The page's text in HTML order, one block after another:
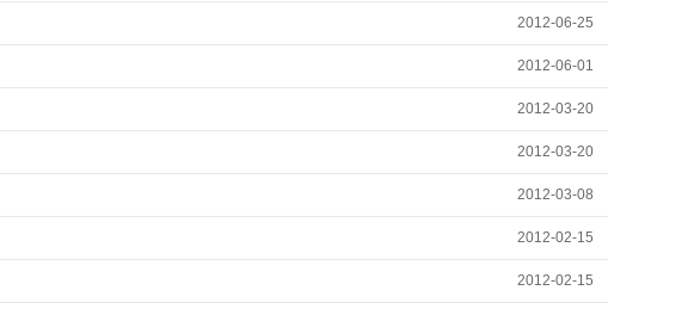
2012-06-25
2012-06-01
2012-03-20
2012-03-20
2012-03-08
2012-02-15
2012-02-15